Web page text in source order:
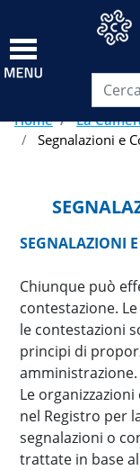
Home La
Segnalazioni e
SEGNALAZIONI
Chiunque può
contestazione.
le contestazioni
principi di
amministrazione.
Le
nel Registro per
segnalazioni o
trattate in base